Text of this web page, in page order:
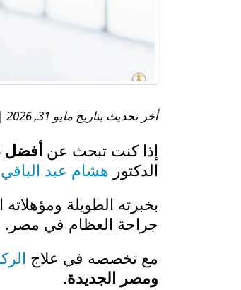
أخر تحديث بتاريخ مايو 31, 2026 | تمت المراجعة الطبية بواسطة:
إذا كنت تبحث عن أفضل
الدكتور هشام عبد الباقي
بخبرته الطويلة
جراحة العظام في مصر.
مع تخصصه في علاج
ومصر الجديدة.